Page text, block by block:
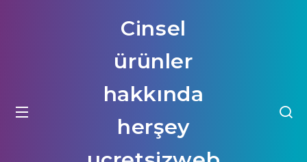
Cinsel
ürünler
hakkında
herşey